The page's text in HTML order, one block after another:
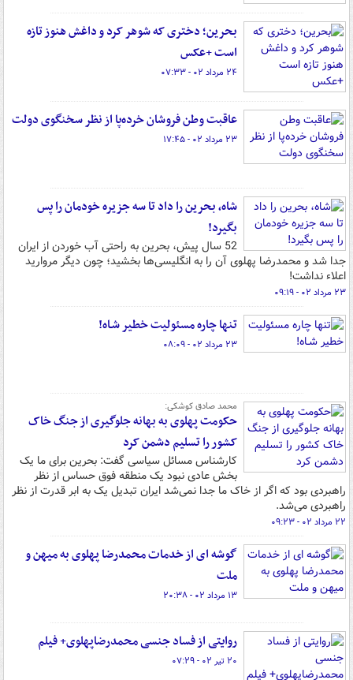
بحرین؛ دختری که شوهر کرد و داغش هنوز تازه
است +عکس
۲۴ مرداد ۰۲ - ۰۷:۳۳
عاقبت وطن فروشان خرده‌پا از نظر سخنگوی دولت
۲۳ مرداد ۰۲ - ۱۷:۴۵
شاه، بحرین را داد تا سه جزیره خودمان را پس
بگیرد!
52 سال پیش، بحرین به راحتی آب خوردن از ایران
جدا شد و محمدرضا پهلوی آن را به انگلیسی‌ها بخشید؛ چون دیگر مروارید
اعلاء نداشت!
۲۳ مرداد ۰۲ - ۰۹:۱۹
تنها چاره مسئولیت خطیر شـاه!
۲۳ مرداد ۰۲ - ۰۸:۰۹
محمد صادق کوشکی:
حکومت پهلوی به بهانه جلوگیری از جنگ خاک
کشور را تسلیم دشمن کرد
کارشناس مسائل سیاسی گفت: بحرین برای ما یک
بخش عادی نبود یک منطقه فوق حساس از نظر
راهبردی بود که اگر از خاک ما جدا نمی‌شد ایران تبدیل یک به ابر قدرت از نظر
راهبردی می‌شد.
۲۲ مرداد ۰۲ - ۰۹:۲۳
گوشه ای از خدمات محمدرضا پهلوی به میهن و
ملت
۱۳ مرداد ۰۲ - ۲۰:۳۸
روایتی از فساد جنسی محمدرضاپهلوی+ فیلم
۲۰ تیر ۰۲ - ۰۷:۲۹